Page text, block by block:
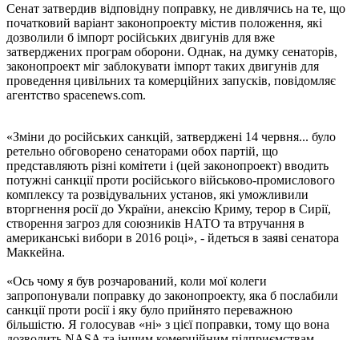
Сенат затвердив відповідну поправку, не дивлячись на те, що
початковий варіант законопроекту містив положення, які
дозволили б імпорт російських двигунів для вже
затверджених програм оборони. Однак, на думку сенаторів,
законопроект міг заблокувати імпорт таких двигунів для
проведення цивільних та комерційних запусків, повідомляє
агентство spacenews.com.
«Зміни до російських санкцій, затверджені 14 червня... було
ретельно обговорено сенаторами обох партій, що
представляють різні комітети і (цей законопроект) вводить
потужні санкції проти російського військово-промислового
комплексу та розвідувальних установ, які уможливили
вторгнення росії до України, анексію Криму, терор в Сирії,
створення загроз для союзників НАТО та втручання в
американські вибори в 2016 році», - йдеться в заяві сенатора
Маккейна.
«Ось чому я був розчарований, коли мої колеги
запропонували поправку до законопроекту, яка б послабили
санкції проти росії і яку було прийнято переважною
більшістю. Я голосував «ні» з цієї поправки, тому що вона